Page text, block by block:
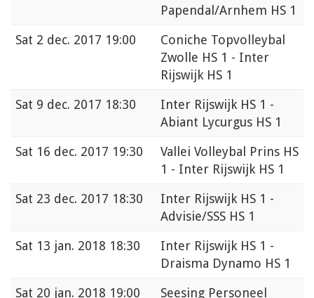
Papendal/Arnhem HS 1
Sat 2 dec. 2017 19:00
Coniche Topvolleybal
Zwolle HS 1 - Inter
Rijswijk HS 1
Sat 9 dec. 2017 18:30
Inter Rijswijk HS 1 -
Abiant Lycurgus HS 1
Sat 16 dec. 2017 19:30
Vallei Volleybal Prins HS
1 - Inter Rijswijk HS 1
Sat 23 dec. 2017 18:30
Inter Rijswijk HS 1 -
Advisie/SSS HS 1
Sat 13 jan. 2018 18:30
Inter Rijswijk HS 1 -
Draisma Dynamo HS 1
Sat 20 jan. 2018 19:00
Seesing Personeel